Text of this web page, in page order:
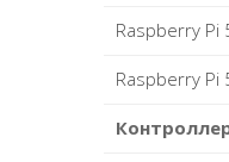
Raspberry Pi
Raspberry Pi